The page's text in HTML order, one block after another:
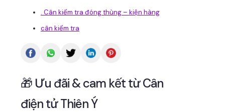
. Cân kiểm tra đóng thùng – kiện hàng
cân kiểm tra
🎁 Ưu đãi & cam kết từ Cân
điện tử Thiên Ý